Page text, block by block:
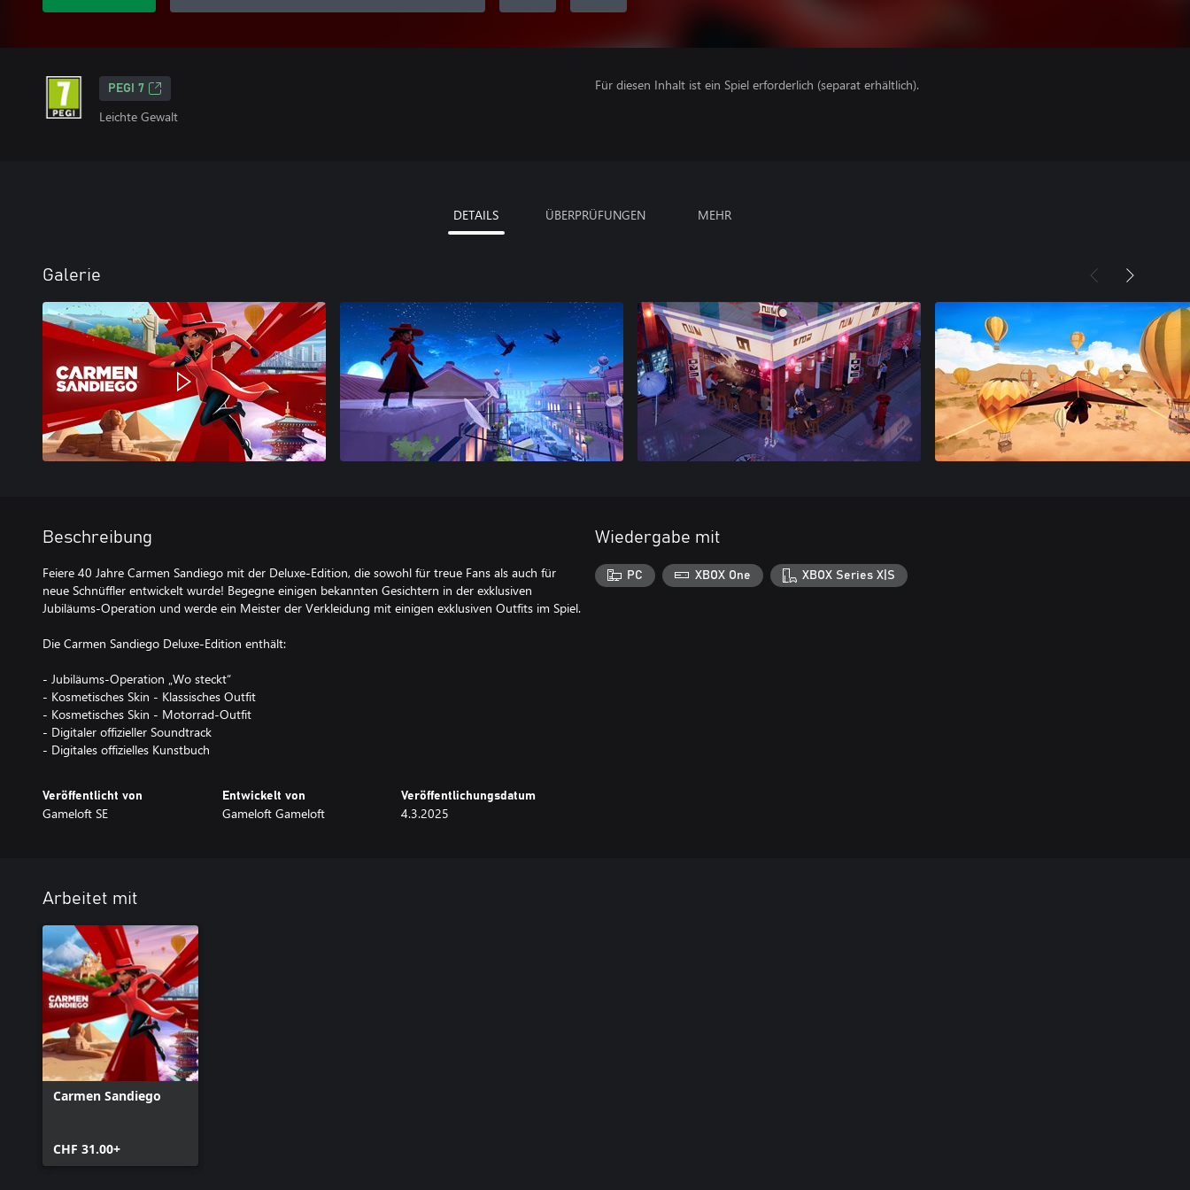
PEGI 7
Leichte Gewalt
Für diesen Inhalt ist ein Spiel erforderlich (separat erhältlich).
DETAILS ÜBERPRÜFUNGEN MEHR
Galerie
Beschreibung
Feiere 40 Jahre Carmen Sandiego mit der Deluxe-Edition, die sowohl für treue Fans als auch für
neue Schnüffler entwickelt wurde! Begegne einigen bekannten Gesichtern in der exklusiven
Jubiläums-Operation und werde ein Meister der Verkleidung mit einigen exklusiven Outfits im Spiel.
Die Carmen Sandiego Deluxe-Edition enthält:
- Jubiläums-Operation „Wo steckt“
- Kosmetisches Skin - Klassisches Outfit
- Kosmetisches Skin - Motorrad-Outfit
- Digitaler offizieller Soundtrack
- Digitales offizielles Kunstbuch
Veröffentlicht von
Gameloft SE
Entwickelt von
Gameloft Gameloft
Veröffentlichungsdatum
4.3.2025
Wiedergabe mit
PC XBOX One XBOX Series X|S
Arbeitet mit
Carmen Sandiego
CHF 31.00+